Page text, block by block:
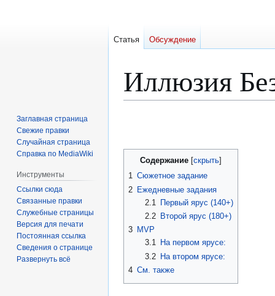
Иллюзия
Содержание
1 Сюжетное задание
2 Ежедневные задания
2.1
Первый ярус (140+)
2.2
Второй ярус (180+)
3 MVP
3.1
На первом ярусе:
3.2
На втором ярусе:
4 См. также
Статья Обсуждение
Заглавная страница
Свежие правки
Случайная страница
Справка по MediaWiki
Инструменты
Ссылки сюда
Связанные правки
Служебные страницы
Версия для печати
Постоянная ссылка
Сведения о странице
Развернуть всё